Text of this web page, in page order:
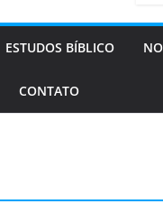
ESTUDOS BÍBLICO
CONTATO